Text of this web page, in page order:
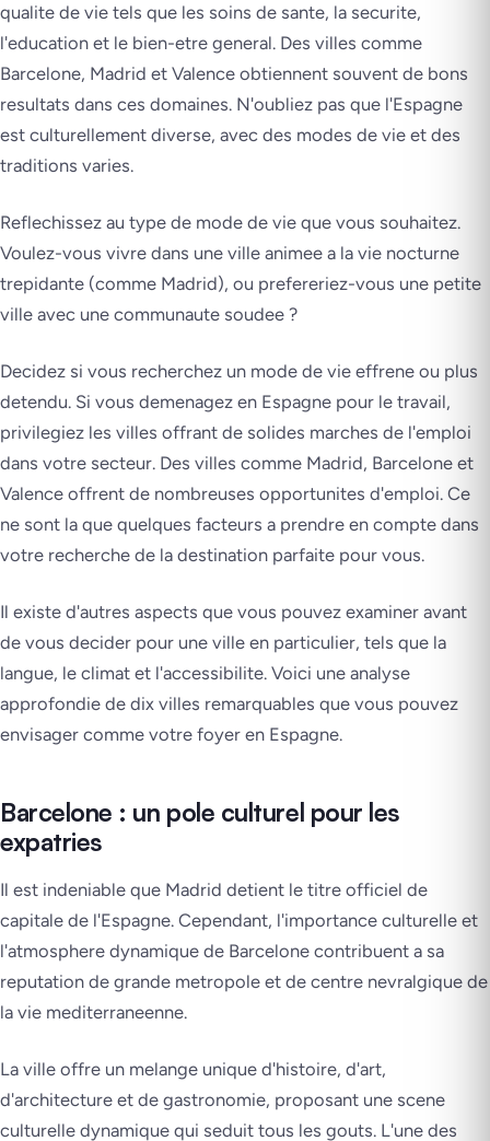
qualite de vie tels que les soins de sante, la securite,
l'education et le bien-etre general. Des villes comme
Barcelone, Madrid et Valence obtiennent souvent de bons
resultats dans ces domaines. N'oubliez pas que l'Espagne
est culturellement diverse, avec des modes de vie et des
traditions varies.
Reflechissez au type de mode de vie que vous souhaitez.
Voulez-vous vivre dans une ville animee a la vie nocturne
trepidante (comme Madrid), ou prefereriez-vous une petite
ville avec une communaute soudee ?
Decidez si vous recherchez un mode de vie effrene ou plus
detendu. Si vous demenagez en Espagne pour le travail,
privilegiez les villes offrant de solides marches de l'emploi
dans votre secteur. Des villes comme Madrid, Barcelone et
Valence offrent de nombreuses opportunites d'emploi. Ce
ne sont la que quelques facteurs a prendre en compte dans
votre recherche de la destination parfaite pour vous.
Il existe d'autres aspects que vous pouvez examiner avant
de vous decider pour une ville en particulier, tels que la
langue, le climat et l'accessibilite. Voici une analyse
approfondie de dix villes remarquables que vous pouvez
envisager comme votre foyer en Espagne.
Barcelone : un pole culturel pour les
expatries
Il est indeniable que Madrid detient le titre officiel de
capitale de l'Espagne. Cependant, l'importance culturelle et
l'atmosphere dynamique de Barcelone contribuent a sa
reputation de grande metropole et de centre nevralgique de
la vie mediterraneenne.
La ville offre un melange unique d'histoire, d'art,
d'architecture et de gastronomie, proposant une scene
culturelle dynamique qui seduit tous les gouts. L'une des